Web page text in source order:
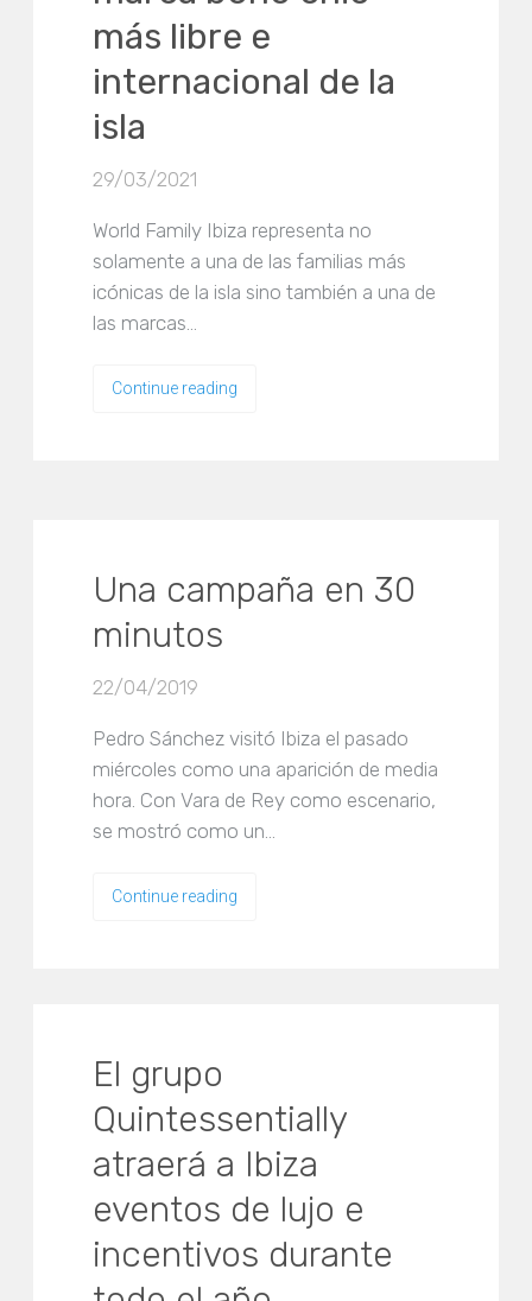
más libre e
internacional de la
isla
29/03/2021
World Family Ibiza representa no
solamente a una de las familias más
icónicas de la isla sino también a una de
las marcas…
Continue reading
Una campaña en 30
minutos
22/04/2019
Pedro Sánchez visitó Ibiza el pasado
miércoles como una aparición de media
hora. Con Vara de Rey como escenario,
se mostró como un…
Continue reading
El grupo
Quintessentially
atraerá a Ibiza
eventos de lujo e
incentivos durante